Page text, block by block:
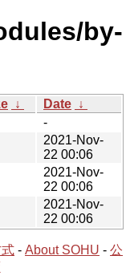
by-
↓ Date ↓
-
2021-Nov-
22 00:06
2021-Nov-
22 00:06
2021-Nov-
22 00:06
- About SOHU - 公